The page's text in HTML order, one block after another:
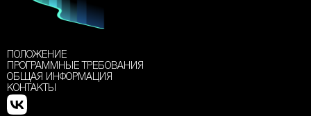
ПОЛОЖЕНИЕ
ПРОГРАММНЫЕ ТРЕБОВАНИЯ
ОБЩАЯ ИНФОРМАЦИЯ
КОНТАКТЫ